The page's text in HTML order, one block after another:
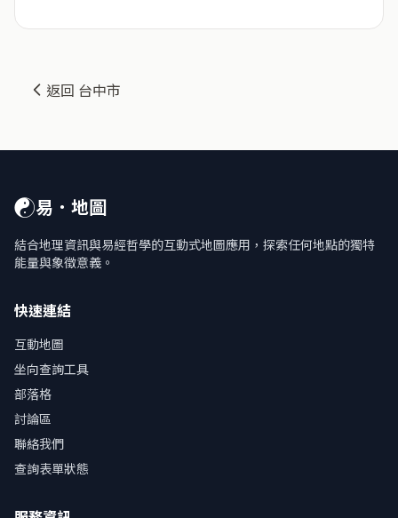
返回 台中市
☯易．地圖
結合地理資訊與易經哲學的互動式地圖應用，探索任何地點的獨特
能量與象徵意義。
快速連結
互動地圖
坐向查詢工具
部落格
討論區
聯絡我們
查詢表單狀態